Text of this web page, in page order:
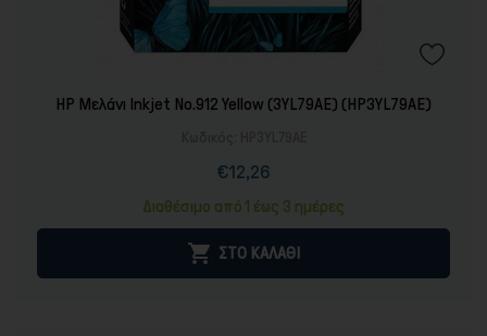
HP Μελάνι Inkjet No.912 Yellow (3YL79AE) (HP3YL79AE)
Τιμή
€12,26Κανονική
Διαθέσιμο από 1 έως 3 ημέρες
 ΣΤΟ ΚΑΛΑΘΙ